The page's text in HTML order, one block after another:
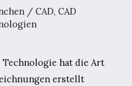
/ CAD, CAD
hat die Art
erstellt